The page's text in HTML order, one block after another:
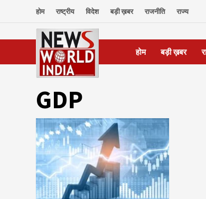
होम राष्ट्रीय विदेश बड़ी ख़बर राजनीति राज्य
होम बड़ी ख़बर
GDP